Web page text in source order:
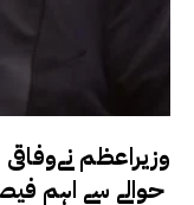
وزیراعظم نےوفاقی